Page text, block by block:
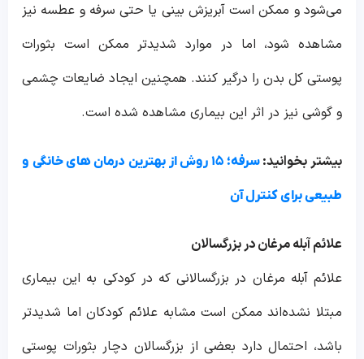
می‌شود و ممکن است آبریزش بینی یا حتی سرفه و عطسه نیز
مشاهده شود، اما در موارد شدیدتر ممکن است بثورات
پوستی کل بدن را درگیر کنند. همچنین ایجاد ضایعات چشمی
و گوشی نیز در اثر این بیماری مشاهده شده است.
بیشتر بخوانید: سرفه؛ ۱۵ روش از بهترین درمان های خانگی و
طبیعی برای کنترل آن
علائم آبله مرغان در بزرگسالان
علائم آبله مرغان در بزرگسالانی که در کودکی به این بیماری
مبتلا نشده‌اند ممکن است مشابه علائم کودکان اما شدیدتر
باشد، احتمال دارد بعضی از بزرگسالان دچار بثورات پوستی